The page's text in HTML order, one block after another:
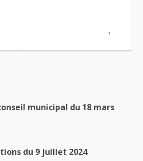
municipal du 18 mars
du 9 juillet 2024